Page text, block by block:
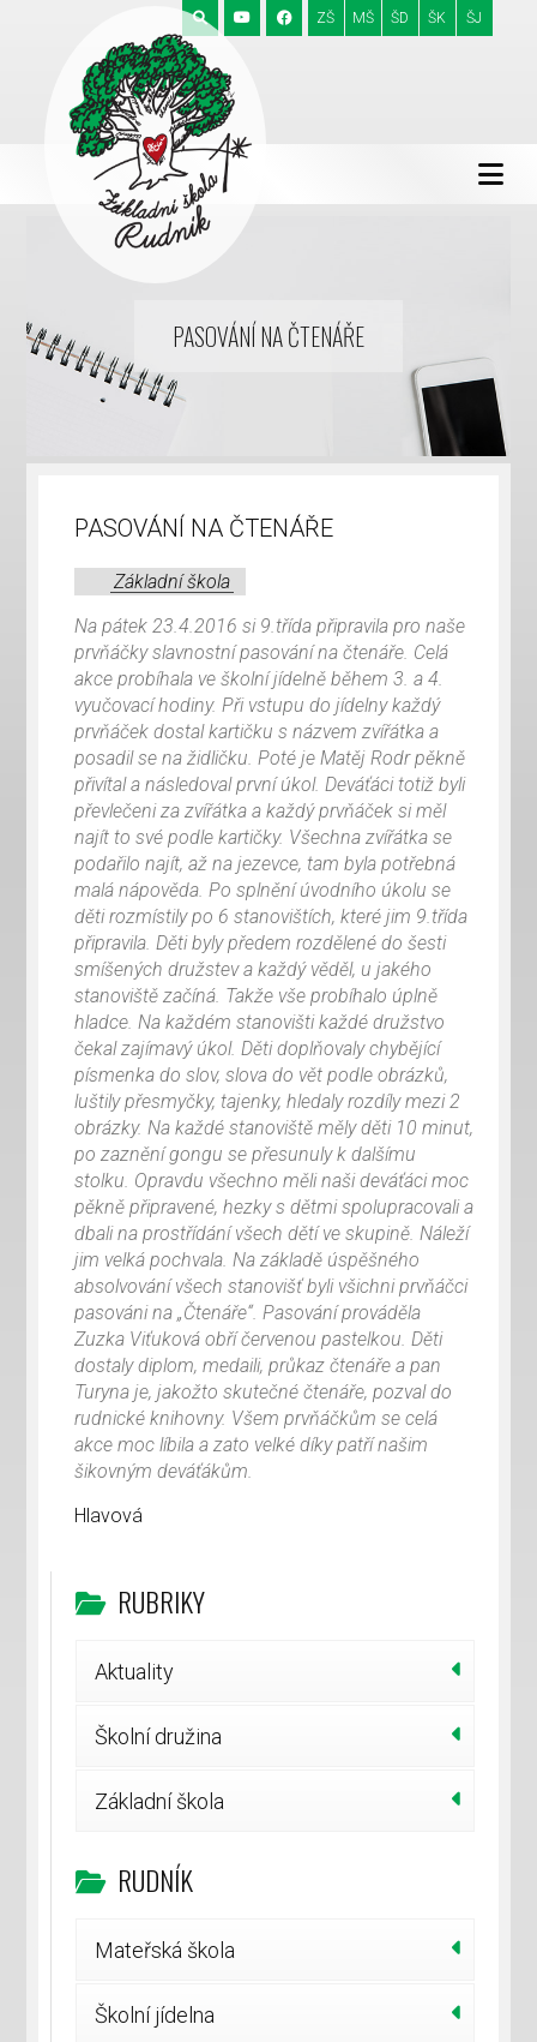
ZŠ MŠ ŠD ŠK ŠJ
PASOVÁNÍ NA ČTENÁŘE
PASOVÁNÍ NA ČTENÁŘE
Základní škola
Na pátek 23.4.2016 si 9.třída připravila pro naše
prvňáčky slavnostní pasování na čtenáře. Celá
akce probíhala ve školní jídelně během 3. a 4.
vyučovací hodiny. Při vstupu do jídelny každý
prvňáček dostal kartičku s názvem zvířátka a
posadil se na židličku. Poté je Matěj Rodr pěkně
přivítal a následoval první úkol. Deváťáci totiž byli
převlečeni za zvířátka a každý prvňáček si měl
najít to své podle kartičky. Všechna zvířátka se
podařilo najít, až na jezevce, tam byla potřebná
malá nápověda. Po splnění úvodního úkolu se
děti rozmístily po 6 stanovištích, které jim 9.třída
připravila. Děti byly předem rozdělené do šesti
smíšených družstev a každý věděl, u jakého
stanoviště začíná. Takže vše probíhalo úplně
hladce. Na každém stanovišti každé družstvo
čekal zajímavý úkol. Děti doplňovaly chybějící
písmenka do slov, slova do vět podle obrázků,
luštily přesmyčky, tajenky, hledaly rozdíly mezi 2
obrázky. Na každé stanoviště měly děti 10 minut,
po zaznění gongu se přesunuly k dalšímu
stolku. Opravdu všechno měli naši deváťáci moc
pěkně připravené, hezky s dětmi spolupracovali a
dbali na prostřídání všech dětí ve skupině. Náleží
jim velká pochvala. Na základě úspěšného
absolvování všech stanovišť byli všichni prvňáčci
pasováni na „Čtenáře“. Pasování prováděla
Zuzka Viťuková obří červenou pastelkou. Děti
dostaly diplom, medaili, průkaz čtenáře a pan
Turyna je, jakožto skutečné čtenáře, pozval do
rudnické knihovny. Všem prvňáčkům se celá
akce moc líbila a zato velké díky patří našim
šikovným deváťákům.
Hlavová
RUBRIKY
Aktuality
Školní družina
Základní škola
RUDNÍK
Mateřská škola
Školní jídelna